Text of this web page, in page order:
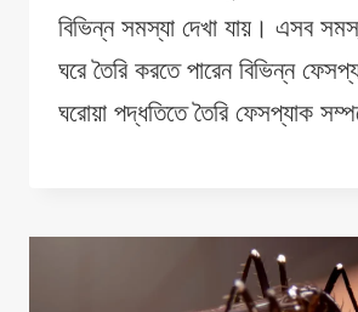
বিভিন্ন সমস্যা দেখা যায়। এসব
ঘরে তৈরি করতে পারেন বিভিন্ন
ঘরোয়া পদ্ধতিতে তৈরি ফেসপ্যাক